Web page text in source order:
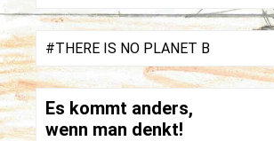
#THERE IS NO PLANET B
Es kommt anders,
wenn man denkt!